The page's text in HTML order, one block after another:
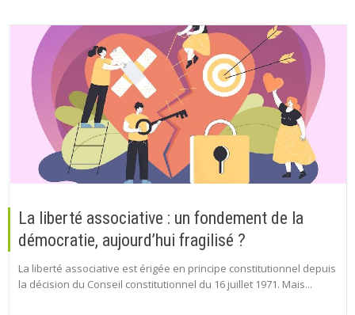
La liberté associative : un fondement de la
démocratie, aujourd’hui fragilisé ?
La liberté associative est érigée en principe constitutionnel depuis
la décision du Conseil constitutionnel du 16 juillet 1971. Mais...